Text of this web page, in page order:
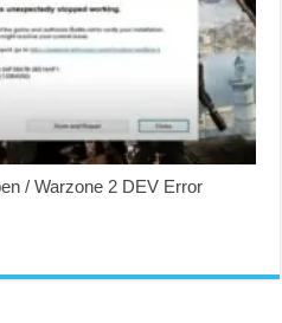
/ Warzone 2 DEV Error